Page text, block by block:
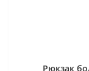
Рюкзак